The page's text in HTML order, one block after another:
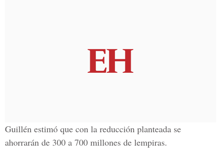
Guillén estimó que con la reducción planteada se
ahorrarán de 300 a 700 millones de lempiras.